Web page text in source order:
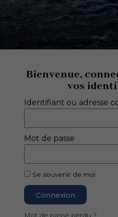
Bienvenue,
vos
Identifiant ou adresse
Mot de passe
Se souvenir de moi
Connexion
Mot de passe perdu ?